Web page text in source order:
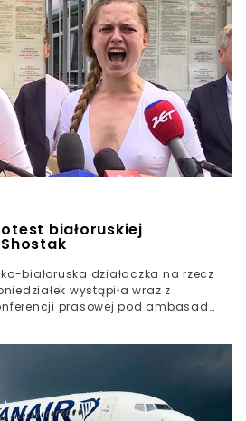
kolejną granicę.Białoruś po raz
wjazdu i wyjazdu z kraju. Nowe
także obcokrajowców, jednak
przeciętni obywatele.
białoruskiej
białoruska działaczka na rzecz
wystąpiła wraz z
prasowej pod ambasadą
za białoruską granicą. Jej
wszystkim z wydarzeniami
które ponownie rozbudziły
na Białorusi.